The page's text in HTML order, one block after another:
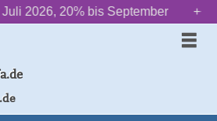
bis September‌ ‌ ‌ ‌ ‌ ‌ ++ ‌ ‌ ‌ ‌ ‌ ‌2» Das